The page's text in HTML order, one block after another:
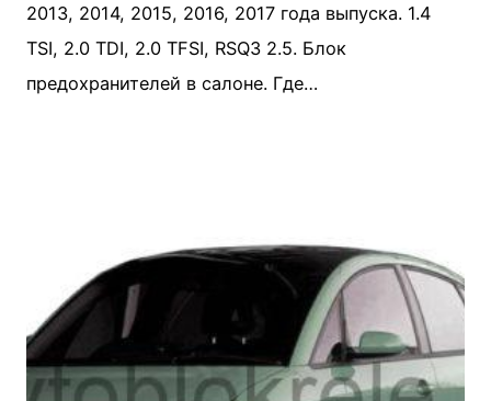
2013, 2014, 2015, 2016, 2017 года выпуска. 1.4
TSI, 2.0 TDI, 2.0 TFSI, RSQ3 2.5. Блок
предохранителей в салоне. Где…